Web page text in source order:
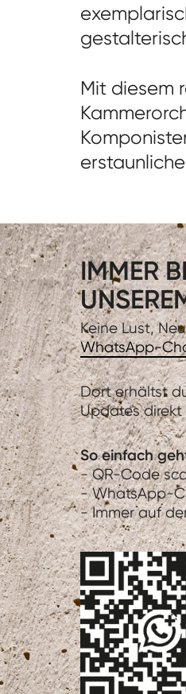
Mit diesem
IMMER
Keine Lust,
WhatsApp-
Dort erhältst
Updates
So einfach
- QR-Code
- WhatsApp-
- Immer auf